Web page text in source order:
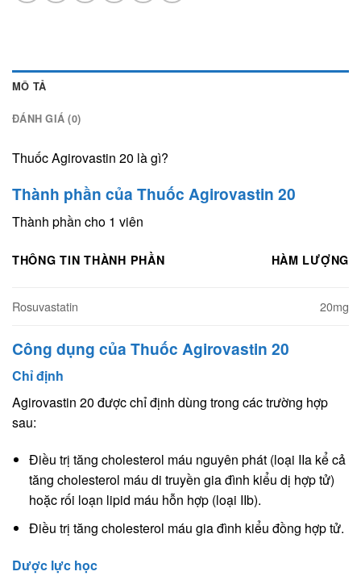
MÔ TẢ
ĐÁNH GIÁ (0)
Thuốc Agirovastin 20 là gì?
Thành phần của Thuốc Agirovastin 20
Thành phần cho 1 viên
THÔNG TIN THÀNH PHẦN HÀM LƯỢNG
Rosuvastatin 20mg
Công dụng của Thuốc Agirovastin 20
Chỉ định
Agirovastin 20 được chỉ định dùng trong các trường hợp
sau:
Điều trị tăng cholesterol máu nguyên phát (loại IIa kể cả
tăng cholesterol máu di truyền gia đình kiểu dị hợp tử)
hoặc rối loạn lipid máu hỗn hợp (loại IIb).
Điều trị tăng cholesterol máu gia đình kiểu đồng hợp tử.
Dược lực học